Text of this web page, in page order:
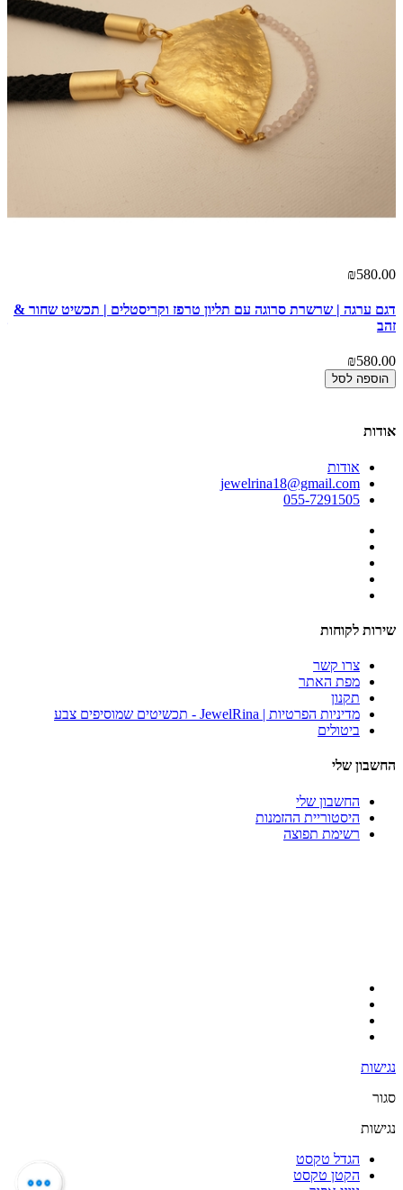
₪580.00
דגם ערגה | שרשרת סרוגה עם תליון טרפז וקריסטלים | תכשיט שחור &
זהב
₪580.00
הוספה לסל
אודות
אודות
jewelrina18@gmail.com
055-7291505
שירות לקוחות
צרו קשר
מפת האתר
תקנון
מדיניות הפרטיות | JewelRina - תכשיטים שמוסיפים צבע
ביטולים
החשבון שלי
החשבון שלי
היסטוריית ההזמנות
רשימת תפוצה
נגישות
סגור
נגישות
הגדל טקסט
הקטן טקסט